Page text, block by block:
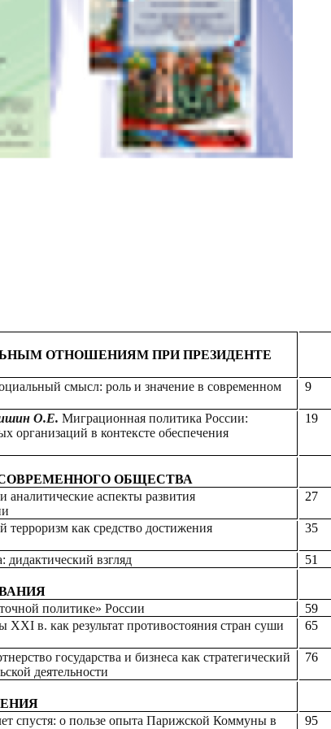
ОТНОШЕНИЯМ ПРИ ПРЕЗИДЕНТЕ
смысл: роль и значение в современном
9
О.Е. Миграционная политика России:
организаций в контексте обеспечения
19
ОБЩЕСТВА
аспекты развития
27
терроризм как средство достижения
35
дидактический взгляд 51
политике» России
59
в. как результат противостояния стран суши
65
государства и бизнеса как стратегический
деятельности
76
спустя: о пользе опыта Парижской Коммуны в
95